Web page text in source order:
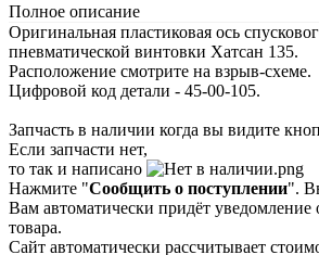
Полное описание
Оригинальная пластиковая ось
пневматической винтовки Хатсан 135.
Расположение смотрите на взрыв-схеме.
Цифровой код детали - 45-00-105.
Запчасть в наличии когда вы видите
Если запчасти нет,
то так и написано
Нажмите "Сообщить о поступлении".
Вам автоматически придёт уведомление
товара.
Сайт автоматически рассчитывает